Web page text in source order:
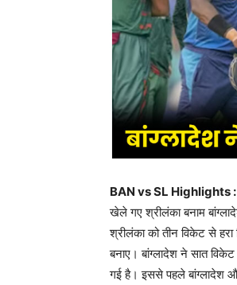
BAN vs SL Highlights :
खेले गए श्रीलंका बनाम
श्रीलंका को तीन विकेट से
बनाए। बांग्लादेश ने सात
गई है। इससे पहले बांग्लादेश